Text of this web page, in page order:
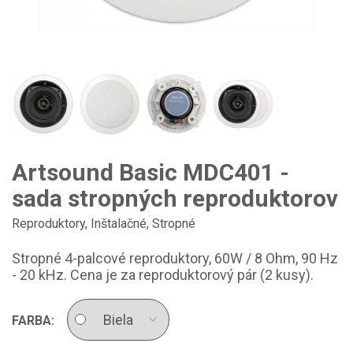
Artsound Basic MDC401 -
sada stropných reproduktorov
Reproduktory, Inštalačné, Stropné
Stropné 4-palcové reproduktory, 60W / 8 Ohm, 90 Hz
- 20 kHz. Cena je za reproduktorový pár (2 kusy).
FARBA: